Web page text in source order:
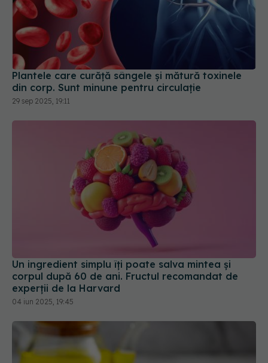
Plantele care curăță sângele și mătură toxinele
din corp. Sunt minune pentru circulație
29 sep 2025, 19:11
Un ingredient simplu îți poate salva mintea și
corpul după 60 de ani. Fructul recomandat de
experții de la Harvard
04 iun 2025, 19:45